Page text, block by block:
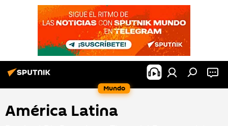
Mundo
América Latina